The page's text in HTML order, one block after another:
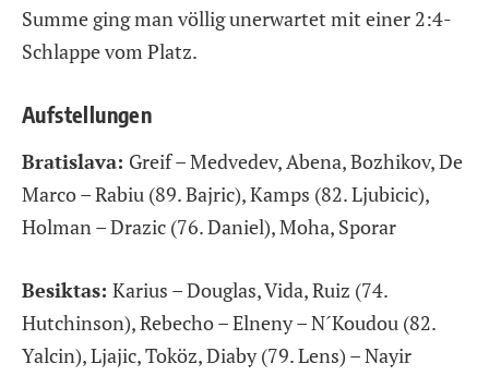
Summe ging man völlig unerwartet mit einer 2:4-
Schlappe vom Platz.
Aufstellungen
Bratislava: Greif – Medvedev, Abena, Bozhikov, De
Marco – Rabiu (89. Bajric), Kamps (82. Ljubicic),
Holman – Drazic (76. Daniel), Moha, Sporar
Besiktas: Karius – Douglas, Vida, Ruiz (74.
Hutchinson), Rebecho – Elneny – N´Koudou (82.
Yalcin), Ljajic, Toköz, Diaby (79. Lens) – Nayir